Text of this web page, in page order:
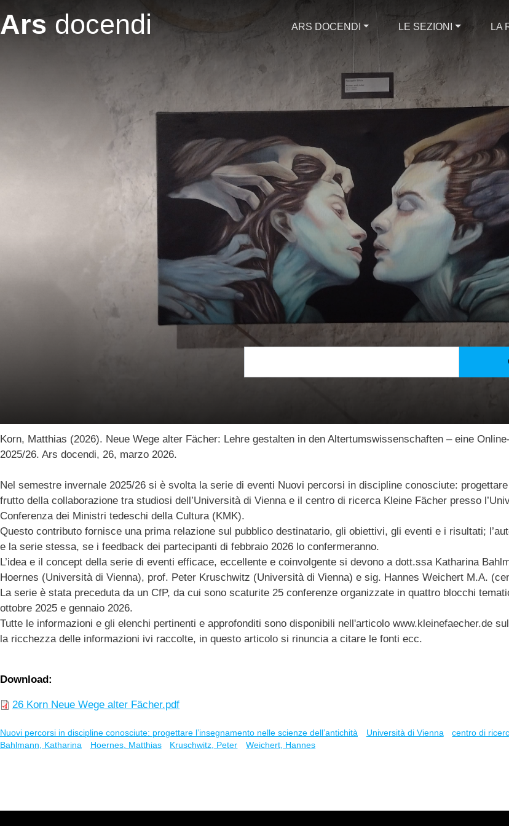
Ars docendi ARS DOCENDI LE SEZIONI LA
Neue Wege alter Fächer:
den
percorsi in discipline
l’insegnamento nelle
New Approaches to Old
Classical Studies
Korn, Matthias (2026). Neue Wege alter Fächer: Lehre gestalten in den Altertumswissenschaften – eine
2025/26. Ars docendi, 26, marzo 2026.
Nel semestre invernale 2025/26 si è svolta la serie di eventi Nuovi percorsi in discipline conosciute: progettare
frutto della collaborazione tra studiosi dell’Università di Vienna e il centro di ricerca Kleine Fächer presso
Conferenza dei Ministri tedeschi della Cultura (KMK).
Questo contributo fornisce una prima relazione sul pubblico destinatario, gli obiettivi, gli eventi e i risultati;
e la serie stessa, se i feedback dei partecipanti di febbraio 2026 lo confermeranno.
L’idea e il concept della serie di eventi efficace, eccellente e coinvolgente si devono a dott.ssa Katharina
Hoernes (Università di Vienna), prof. Peter Kruschwitz (Università di Vienna) e sig. Hannes Weichert M.A.
La serie è stata preceduta da un CfP, da cui sono scaturite 25 conferenze organizzate in quattro blocchi
ottobre 2025 e gennaio 2026.
Tutte le informazioni e gli elenchi pertinenti e approfonditi sono disponibili nell'articolo www.kleinefaecher.de
la ricchezza delle informazioni ivi raccolte, in questo articolo si rinuncia a citare le fonti ecc.
Download
26 Korn Neue Wege alter Fächer.pdf
Nuovi percorsi in discipline conosciute: progettare l’insegnamento nelle scienze dell’antichità Università di Vienna centro di
Bahlmann, Katharina
Hoernes, Matthias Kruschwitz, Peter Weichert, Hannes